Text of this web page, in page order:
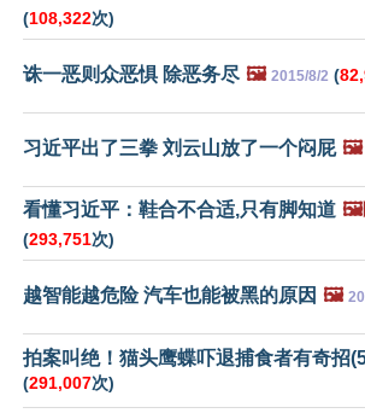
(108,322次)
诛一恶则众恶惧 除恶务尽 🖼️ 2015/8/2 (
习近平出了三拳 刘云山放了一个闷屁 🖼️
看懂习近平：鞋合不合适,只有脚知道
(293,751次)
越智能越危险 汽车也能被黑的原因 🖼️
拍案叫绝！猫头鹰蝶吓退捕食者有奇招
(291,007次)